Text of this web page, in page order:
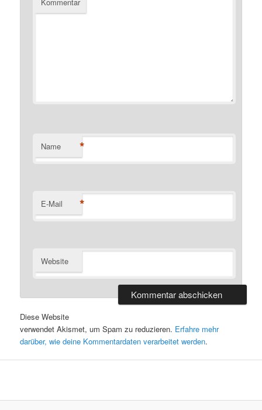
Kommentar
Name *
E-Mail *
Website
Diese Website
verwendet Akismet, um Spam zu reduzieren. Erfahre mehr
darüber, wie deine Kommentardaten verarbeitet werden.